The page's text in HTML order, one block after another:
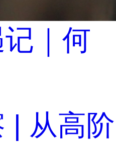
｜何
| 从高阶